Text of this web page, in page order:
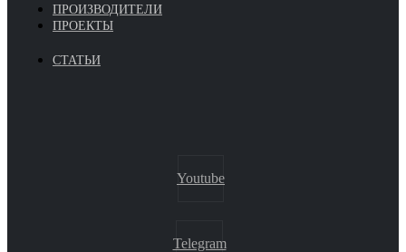
ПРОИЗВОДИТЕЛИ
ПРОЕКТЫ
СТАТЬИ
Youtube
Telegram